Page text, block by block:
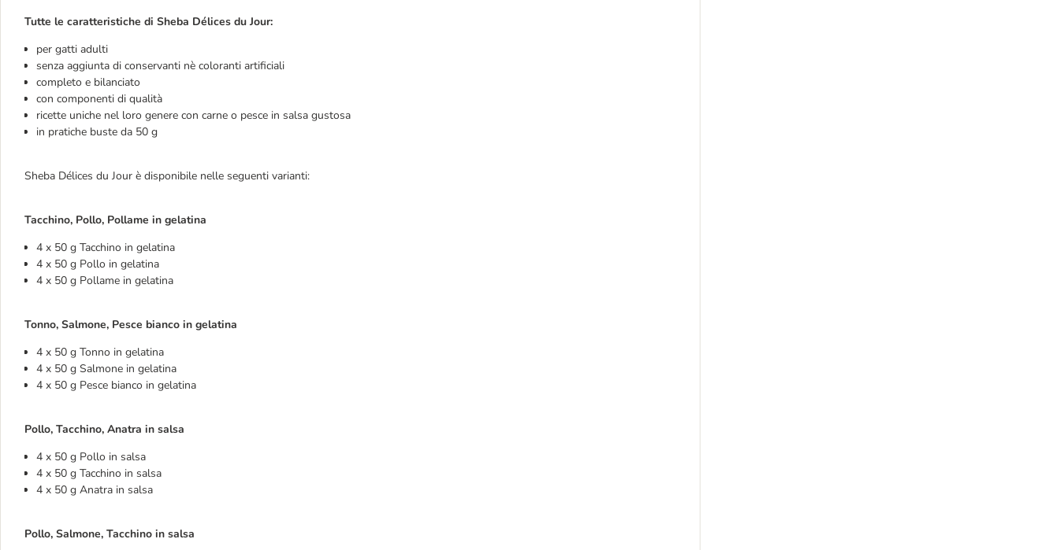
Tutte le caratteristiche di Sheba Délices du Jour:
per gatti adulti
senza aggiunta di conservanti nè coloranti artificiali
completo e bilanciato
con componenti di qualità
ricette uniche nel loro genere con carne o pesce in salsa gustosa
in pratiche buste da 50 g
Sheba Délices du Jour è disponibile nelle seguenti varianti:
Tacchino, Pollo, Pollame in gelatina
4 x 50 g Tacchino in gelatina
4 x 50 g Pollo in gelatina
4 x 50 g Pollame in gelatina
Tonno, Salmone, Pesce bianco in gelatina
4 x 50 g Tonno in gelatina
4 x 50 g Salmone in gelatina
4 x 50 g Pesce bianco in gelatina
Pollo, Tacchino, Anatra in salsa
4 x 50 g Pollo in salsa
4 x 50 g Tacchino in salsa
4 x 50 g Anatra in salsa
Pollo, Salmone, Tacchino in salsa